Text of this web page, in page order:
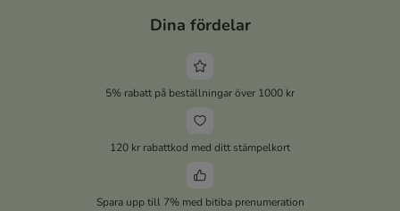
Dina fördelar
5% rabatt på beställningar över 1000 kr
120 kr rabattkod med ditt stämpelkort
Spara upp till 7% med bitiba prenumeration